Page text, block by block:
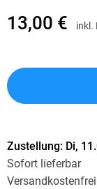
13,00 € inkl.
Zustellung: Di,
Sofort lieferbar
Versandkostenfrei